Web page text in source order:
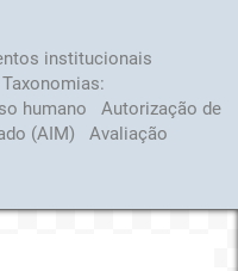
institucionais
Taxonomias:
humano
Autorização de
(AIM)
Avaliação